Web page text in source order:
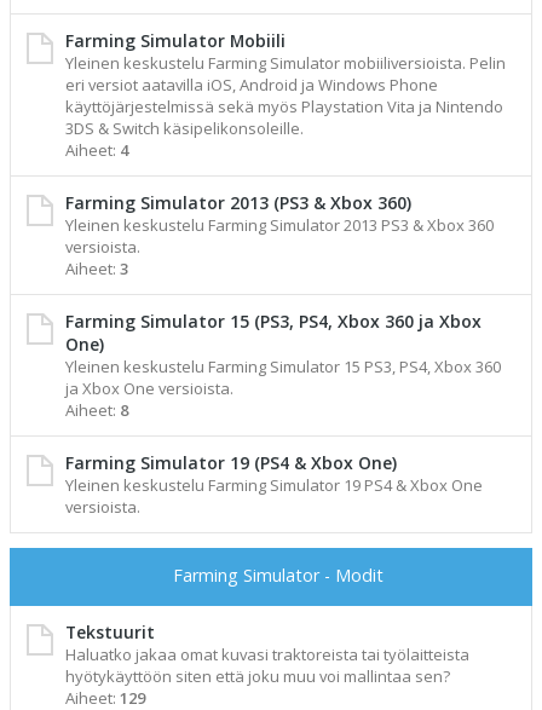
Farming Simulator Mobiili
Yleinen keskustelu Farming Simulator mobiiliversioista. Pelin
eri versiot aatavilla iOS, Android ja Windows Phone
käyttöjärjestelmissä sekä myös Playstation Vita ja Nintendo
3DS & Switch käsipelikonsoleille.
Aiheet: 4
Farming Simulator 2013 (PS3 & Xbox 360)
Yleinen keskustelu Farming Simulator 2013 PS3 & Xbox 360
versioista.
Aiheet: 3
Farming Simulator 15 (PS3, PS4, Xbox 360 ja Xbox
One)
Yleinen keskustelu Farming Simulator 15 PS3, PS4, Xbox 360
ja Xbox One versioista.
Aiheet: 8
Farming Simulator 19 (PS4 & Xbox One)
Yleinen keskustelu Farming Simulator 19 PS4 & Xbox One
versioista.
Farming Simulator - Modit
Tekstuurit
Haluatko jakaa omat kuvasi traktoreista tai työlaitteista
hyötykäyttöön siten että joku muu voi mallintaa sen?
Aiheet: 129